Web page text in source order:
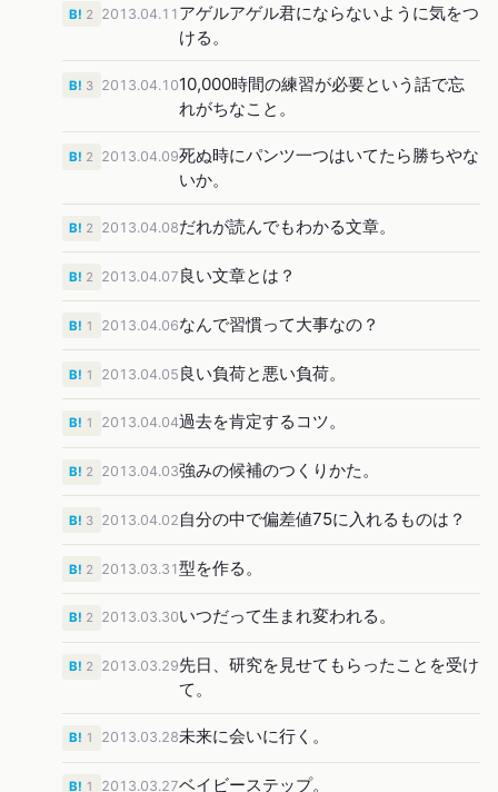
2013.04.11 アゲルアゲル君にならないように気をつ
ける。
B! 2
2013.04.1010,000時間の練習が必要という話で忘
れがちなこと。
B! 3
2013.04.09死ぬ時にパンツ一つはいてたら勝ちやな
いか。
B! 2
2013.04.08だれが読んでもわかる文章。
B! 2
2013.04.07 良い文章とは？
B! 2
2013.04.06なんで習慣って大事なの？
B! 1
2013.04.05 良い負荷と悪い負荷。
B! 1
2013.04.04過去を肯定するコツ。
B! 1
2013.04.03強みの候補のつくりかた。
B! 2
2013.04.02 自分の中で偏差値75に入れるものは？
B! 3
2013.03.31型を作る。
B! 2
2013.03.30いつだって生まれ変われる。
B! 2
2013.03.29先日、研究を見せてもらったことを受け
て。
B! 2
2013.03.28未来に会いに行く。
B! 1
2013.03.27ベイビーステップ。
B! 1